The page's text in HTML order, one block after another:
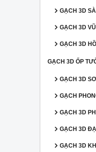
GẠCH 3D
GẠCH 3D
GẠCH 3D
GẠCH 3D ỐP
GẠCH 3D
GẠCH
GẠCH 3D
GẠCH 3D
GẠCH 3D